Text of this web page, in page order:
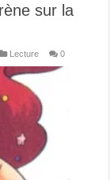
sur la
Lecture 0